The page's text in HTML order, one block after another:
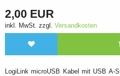
2,00 EUR
inkl. MwSt. zzgl. Versandkosten
LogiLink microUSB Kabel mit USB A-